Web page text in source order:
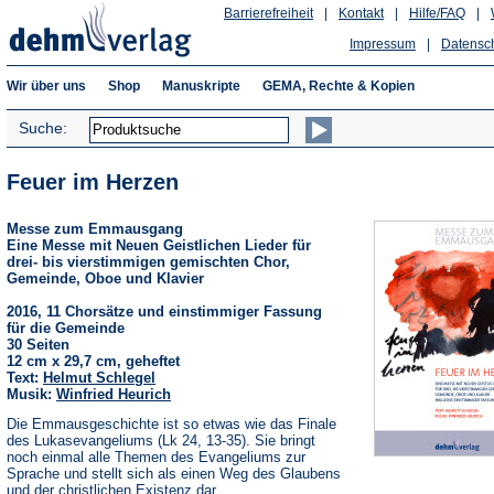
Hilfe/FAQ
Kontakt
Barrierefreiheit
Impressum
Wir über uns Shop Manuskripte GEMA, Rechte & Kopien
Suche:
Feuer im Herzen
Messe zum Emmausgang
Eine Messe mit Neuen Geistlichen Lieder für
drei- bis vierstimmigen gemischten Chor,
Gemeinde, Oboe und Klavier
2016, 11 Chorsätze und einstimmiger Fassung
für die Gemeinde
30 Seiten
12 cm x 29,7 cm, geheftet
Text: Helmut Schlegel
Musik: Winfried Heurich
Die Emmausgeschichte ist so etwas wie das Finale
des Lukasevangeliums (Lk 24, 13-35). Sie bringt
noch einmal alle Themen des Evangeliums zur
Sprache und stellt sich als einen Weg des Glaubens
und der christlichen Existenz dar.